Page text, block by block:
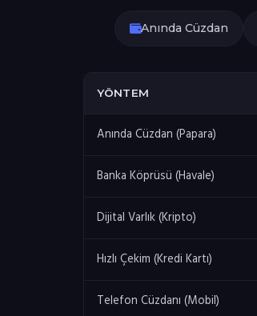
Anında Cüzdan
YÖNTEM
Anında Cüzdan (Papara)
Banka Köprüsü (Havale)
Dijital Varlık (Kripto)
Hızlı Çekim (Kredi Kartı)
Telefon Cüzdanı (Mobil)